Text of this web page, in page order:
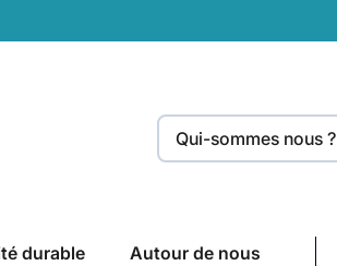
Qui-sommes nous ?
durable Autour de nous